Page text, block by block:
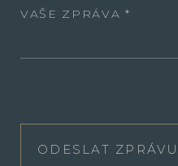
VAŠE ZPRÁVA
ODESLAT ZPRÁVU